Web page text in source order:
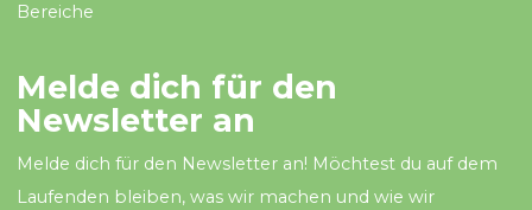
Bereiche
Melde dich für den
Newsletter an
Melde dich für den Newsletter an! Möchtest du auf dem
Laufenden bleiben, was wir machen und wie wir